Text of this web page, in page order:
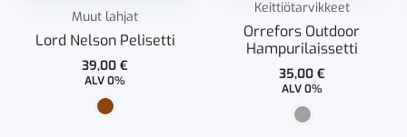
Muut lahjat
Lord Nelson Pelisetti
39,00€
ALV 0%
Keittiötarvikkeet
Orrefors Outdoor
Hampurilaissetti
35,00 €
ALV 0%